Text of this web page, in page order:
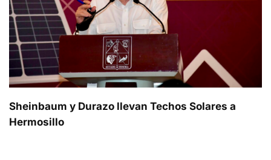
Sheinbaum y Durazo llevan Techos Solares a
Hermosillo